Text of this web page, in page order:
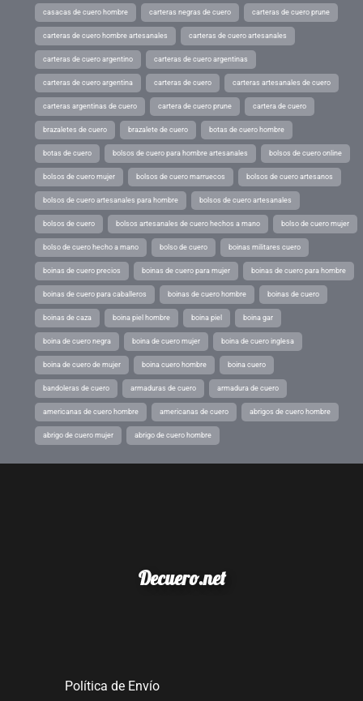
casacas de cuero hombre carteras negras de cuero carteras de cuero prune
carteras de cuero hombre artesanales carteras de cuero artesanales
carteras de cuero argentino carteras de cuero argentinas
carteras de cuero argentina carteras de cuero carteras artesanales de cuero
carteras argentinas de cuero cartera de cuero prune cartera de cuero
brazaletes de cuero brazalete de cuero botas de cuero hombre
botas de cuero bolsos de cuero para hombre artesanales bolsos de cuero online
bolsos de cuero mujer bolsos de cuero marruecos bolsos de cuero artesanos
bolsos de cuero artesanales para hombre bolsos de cuero artesanales
bolsos de cuero bolsos artesanales de cuero hechos a mano bolso de cuero mujer
bolso de cuero hecho a mano bolso de cuero boinas militares cuero
boinas de cuero precios boinas de cuero para mujer boinas de cuero para hombre
boinas de cuero para caballeros boinas de cuero hombre boinas de cuero
boinas de caza boina piel hombre boina piel boina gar
boina de cuero negra boina de cuero mujer boina de cuero inglesa
boina de cuero de mujer boina cuero hombre boina cuero
bandoleras de cuero armaduras de cuero armadura de cuero
americanas de cuero hombre americanas de cuero abrigos de cuero hombre
abrigo de cuero mujer abrigo de cuero hombre
Decuero.net
Política de Envío